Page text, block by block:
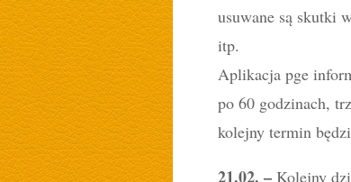
usuwane są skutki
itp.
Aplikacja pge
po 60 godzinach,
kolejny termin
21.02. – Kolejny